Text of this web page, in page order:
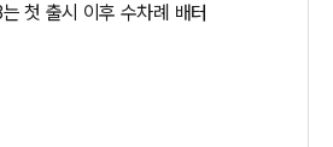
첫 출시 이후 수차례 배터